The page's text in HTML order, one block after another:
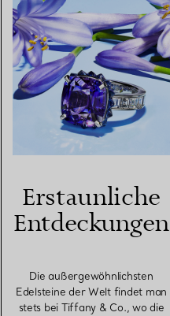
Erstaunliche
Entdeckungen
Die außergewöhnlichsten
Edelsteine der Welt findet man
stets bei Tiffany & Co., wo die